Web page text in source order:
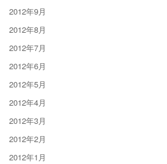
2012年9月
2012年8月
2012年7月
2012年6月
2012年5月
2012年4月
2012年3月
2012年2月
2012年1月